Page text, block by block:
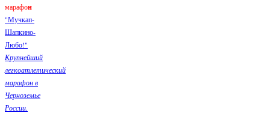
марафон
"Мучкап-
Шапкино-
Любо!"
Крупнейший
легкоатлетический
марафон в
Черноземье
России.